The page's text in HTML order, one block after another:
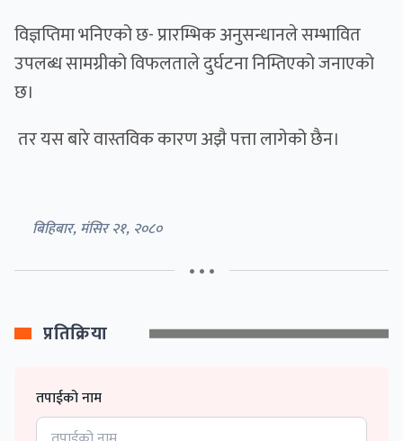
विज्ञप्तिमा भनिएको छ- प्रारम्भिक अनुसन्धानले सम्भावित
उपलब्ध सामग्रीको विफलताले दुर्घटना निम्तिएको जनाएको
छ।
तर यस बारे वास्तविक कारण अझै पत्ता लागेको छैन।
बिहिबार, मंसिर २१, २०८०
• • •
प्रतिक्रिया
तपाईको नाम